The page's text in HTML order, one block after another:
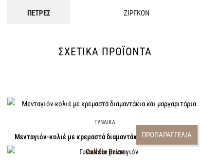
ΠΕΤΡΕΣ ΖΙΡΓΚΟΝ
ΣΧΕΤΙΚΆ ΠΡΟΪΌΝΤΑ
ΠΡΟΠΑΡΑΓΓΕΛΙΑ
ΓΥΝΑΙΚΑ
Μενταγιόν-κολιέ με κρεμαστά διαμαντάκια και μαργαριτάρια
Call for Price